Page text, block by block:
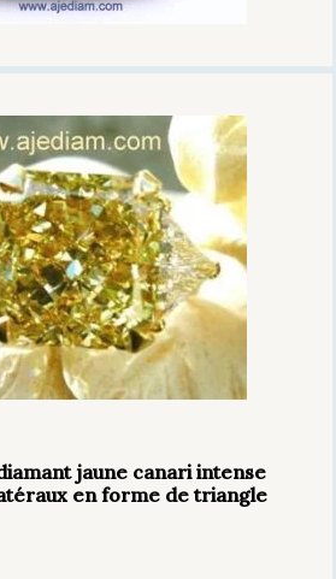
jaune canari intense
en forme de triangle